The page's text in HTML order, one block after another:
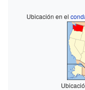
Ubicación en el